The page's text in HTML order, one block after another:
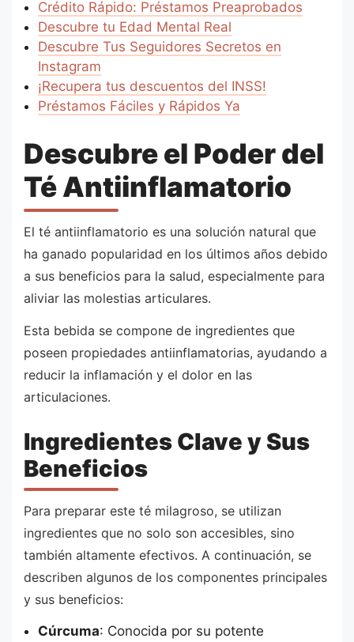
Crédito Rápido: Préstamos Preaprobados
Descubre tu Edad Mental Real
Descubre Tus Seguidores Secretos en
Instagram
¡Recupera tus descuentos del INSS!
Préstamos Fáciles y Rápidos Ya
Descubre el Poder del
Té Antiinflamatorio
El té antiinflamatorio es una solución natural que
ha ganado popularidad en los últimos años debido
a sus beneficios para la salud, especialmente para
aliviar las molestias articulares.
Esta bebida se compone de ingredientes que
poseen propiedades antiinflamatorias, ayudando a
reducir la inflamación y el dolor en las
articulaciones.
Ingredientes Clave y Sus
Beneficios
Para preparar este té milagroso, se utilizan
ingredientes que no solo son accesibles, sino
también altamente efectivos. A continuación, se
describen algunos de los componentes principales
y sus beneficios:
Cúrcuma: Conocida por su potente